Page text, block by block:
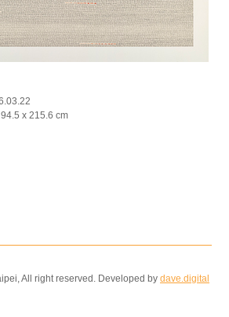
x 215.6 cm
All right reserved. Developed by dave.digital